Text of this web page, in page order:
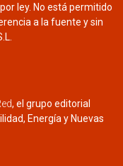
ley. No está permitido
a la fuente y sin
, el grupo editorial
Energía y Nuevas